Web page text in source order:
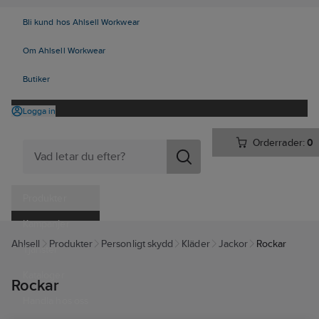
Bli kund hos Ahlsell Workwear
Om Ahlsell Workwear
Butiker
Logga in
Orderrader:0
Kampanjer
Tjänster
Ahlsell Produkter Personligt skydd Kläder Jackor Rockar
Rockar